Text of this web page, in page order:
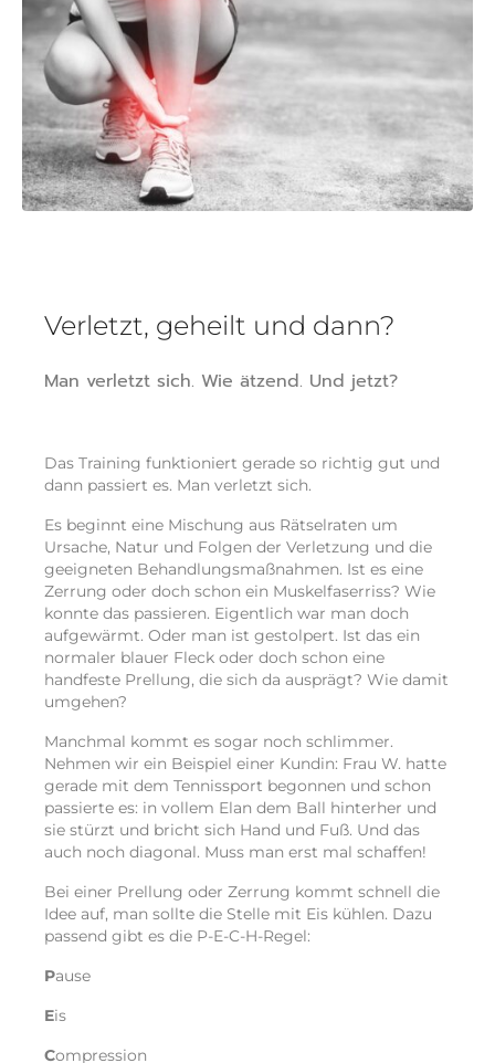
Verletzt, geheilt und dann?
Man verletzt sich. Wie ätzend. Und jetzt?
Das Training funktioniert gerade so richtig gut und
dann passiert es. Man verletzt sich.
Es beginnt eine Mischung aus Rätselraten um
Ursache, Natur und Folgen der Verletzung und die
geeigneten Behandlungsmaßnahmen. Ist es eine
Zerrung oder doch schon ein Muskelfaserriss? Wie
konnte das passieren. Eigentlich war man doch
aufgewärmt. Oder man ist gestolpert. Ist das ein
normaler blauer Fleck oder doch schon eine
handfeste Prellung, die sich da ausprägt? Wie damit
umgehen?
Manchmal kommt es sogar noch schlimmer.
Nehmen wir ein Beispiel einer Kundin: Frau W. hatte
gerade mit dem Tennissport begonnen und schon
passierte es: in vollem Elan dem Ball hinterher und
sie stürzt und bricht sich Hand und Fuß. Und das
auch noch diagonal. Muss man erst mal schaffen!
Bei einer Prellung oder Zerrung kommt schnell die
Idee auf, man sollte die Stelle mit Eis kühlen. Dazu
passend gibt es die P-E-C-H-Regel:
Pause
Eis
Compression